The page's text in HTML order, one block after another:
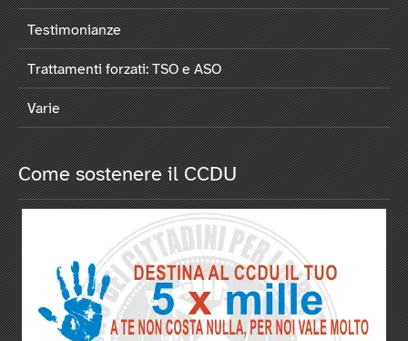
Testimonianze
Trattamenti forzati: TSO e ASO
Varie
Come sostenere il CCDU